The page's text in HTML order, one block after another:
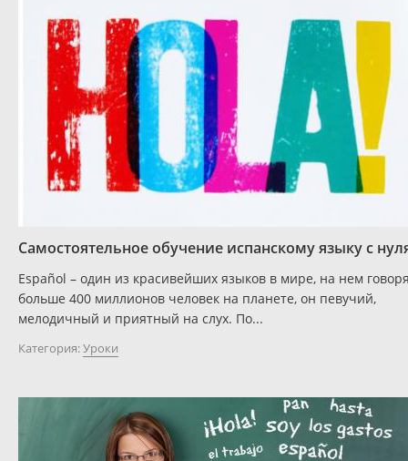
Самостоятельное обучение испанскому языку с
Español – один из красивейших языков в мире, на нем
больше 400 миллионов человек на планете, он певучий,
мелодичный и приятный на слух. По...
Категория:Уроки